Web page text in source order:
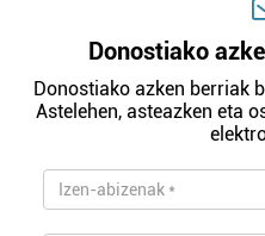
Donostiako
Donostiako azken berriak
Astelehen, asteazken eta